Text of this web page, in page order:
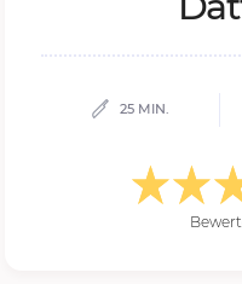
25 MIN.